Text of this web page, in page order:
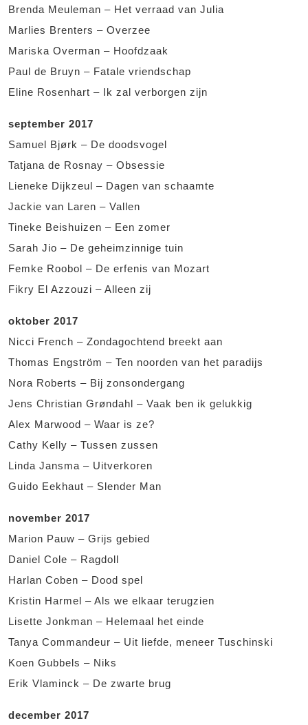
Brenda Meuleman – Het verraad van Julia
Marlies Brenters – Overzee
Mariska Overman – Hoofdzaak
Paul de Bruyn – Fatale vriendschap
Eline Rosenhart – Ik zal verborgen zijn
september 2017
Samuel Bjørk – De doodsvogel
Tatjana de Rosnay – Obsessie
Lieneke Dijkzeul – Dagen van schaamte
Jackie van Laren – Vallen
Tineke Beishuizen – Een zomer
Sarah Jio – De geheimzinnige tuin
Femke Roobol – De erfenis van Mozart
Fikry El Azzouzi – Alleen zij
oktober 2017
Nicci French – Zondagochtend breekt aan
Thomas Engström – Ten noorden van het paradijs
Nora Roberts – Bij zonsondergang
Jens Christian Grøndahl – Vaak ben ik gelukkig
Alex Marwood – Waar is ze?
Cathy Kelly – Tussen zussen
Linda Jansma – Uitverkoren
Guido Eekhaut – Slender Man
november 2017
Marion Pauw – Grijs gebied
Daniel Cole – Ragdoll
Harlan Coben – Dood spel
Kristin Harmel – Als we elkaar terugzien
Lisette Jonkman – Helemaal het einde
Tanya Commandeur – Uit liefde, meneer Tuschinski
Koen Gubbels – Niks
Erik Vlaminck – De zwarte brug
december 2017